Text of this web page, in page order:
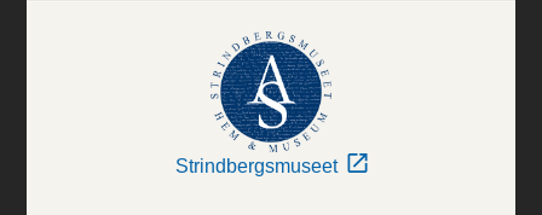
Strindbergsmuseet